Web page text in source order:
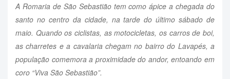
A Romaria de São Sebastião tem como ápice a chegada do
santo no centro da cidade, na tarde do último sábado de
maio. Quando os ciclistas, as motocicletas, os carros de boi,
as charretes e a cavalaria chegam no bairro do Lavapés, a
população comemora a proximidade do andor, entoando em
coro “Viva São Sebastião”.